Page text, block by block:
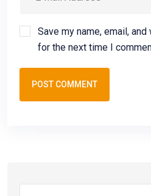
Save my name, email,
for the next time I
POST COMMENT